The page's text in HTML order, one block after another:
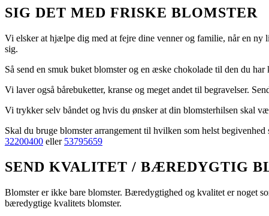
SIG DET MED FRISKE BLOMSTER
Vi elsker at hjælpe dig med at fejre dine venner og familie, når en ny
sig.
Så send en smuk buket blomster og en æske chokolade til den du
Vi laver også bårebuketter, kranse og meget andet til begravelser.
Vi trykker selv båndet og hvis du ønsker at din blomsterhilsen skal
Skal du bruge blomster arrangement til hvilken som helst
32200400 eller 53795659
SEND KVALITET / BÆREDYGTIG
Blomster er ikke bare blomster. Bæredygtighed og kvalitet er noget
bæredygtige kvalitets blomster.